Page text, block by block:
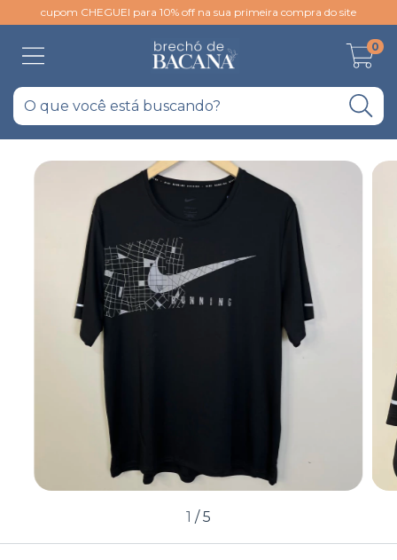
cupom CHEGUEI para 10% off na sua primeira compra do site
0
1 /5